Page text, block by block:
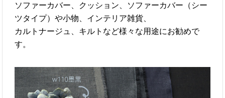
ソファーカバー、クッション、ソファーカバー（シー
ツタイプ）や小物、インテリア雑貨、
カルトナージュ、キルトなど様々な用途にお勧めで
す。